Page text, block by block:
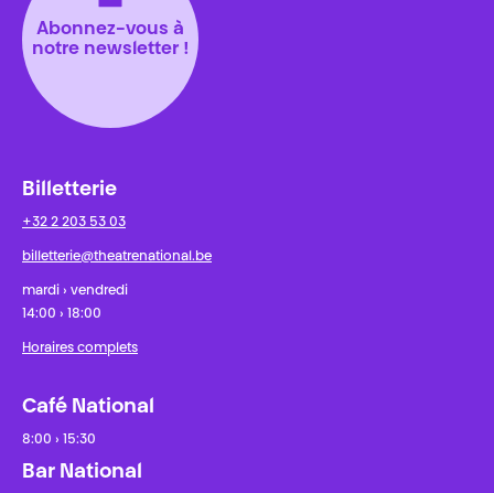
Abonnez-vous à
notre newsletter !
Billetterie
+32 2 203 53 03
billetterie@theatrenational.be
mardi › vendredi
14:00 › 18:00
Horaires complets
Café National
8:00 › 15:30
Bar National